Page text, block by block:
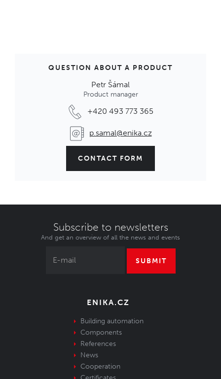
QUESTION ABOUT A PRODUCT
Petr Šámal
Product manager
+420 493 773 365
p.samal@enika.cz
CONTACT FORM
Subscribe to newsletters
And get an overview of all the news and events
SUBMIT
ENIKA.CZ
Building automation
Components
References
News
Cooperation